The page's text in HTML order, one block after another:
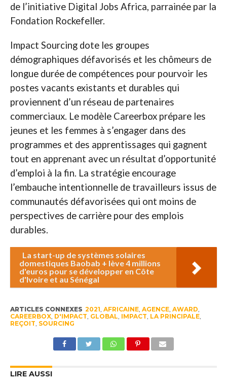
de l’initiative Digital Jobs Africa, parrainée par la
Fondation Rockefeller.
Impact Sourcing dote les groupes
démographiques défavorisés et les chômeurs de
longue durée de compétences pour pourvoir les
postes vacants existants et durables qui
proviennent d’un réseau de partenaires
commerciaux. Le modèle Careerbox prépare les
jeunes et les femmes à s’engager dans des
programmes et des apprentissages qui gagnent
tout en apprenant avec un résultat d’opportunité
d’emploi à la fin. La stratégie encourage
l’embauche intentionnelle de travailleurs issus de
communautés défavorisées qui ont moins de
perspectives de carrière pour des emplois
durables.
La start-up de systèmes solaires
domestiques Baobab + lève 4 millions
d'euros pour se développer en Côte
d'Ivoire et au Sénégal
ARTICLES CONNEXES 2021 AFRICAINE, AGENCE, AWARD
CAREERBOX, D'IMPACT GLOBAL IMPACT LA PRINCIPALE,
REÇOIT SOURCING
LIRE AUSSI